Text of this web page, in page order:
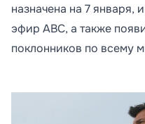
назначена на 7 января,
эфир ABC, а также
поклонников по всему